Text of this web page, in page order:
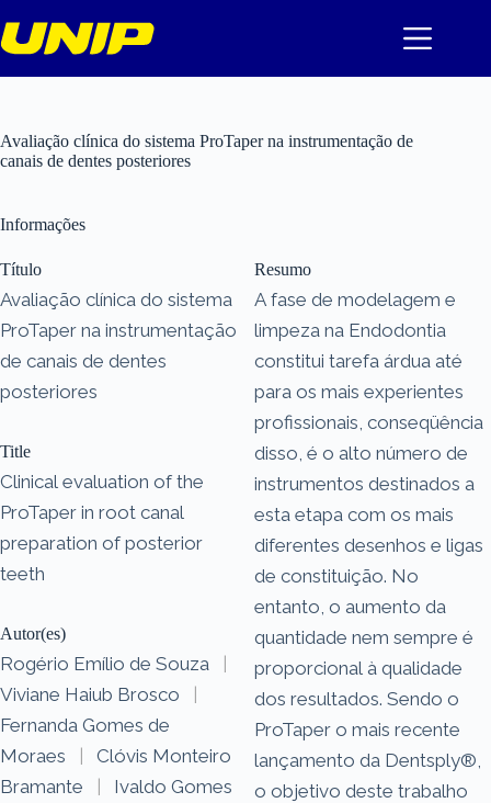
para
o
Avaliação clínica do sistema ProTaper na instrumentação de
canais de dentes posteriores
Informações
Título
Avaliação clínica do sistema
ProTaper na instrumentação
de canais de dentes
posteriores
Title
Clinical evaluation of the
ProTaper in root canal
preparation of posterior
teeth
Autor(es)
Rogério Emílio de Souza
|
Viviane Haiub Brosco
|
Fernanda Gomes de
Moraes
|
Clóvis Monteiro
Bramante
|
Ivaldo Gomes
Resumo
A fase de modelagem e
limpeza na Endodontia
constitui tarefa árdua até
para os mais experientes
profissionais, conseqüência
disso, é o alto número de
instrumentos destinados a
esta etapa com os mais
diferentes desenhos e ligas
de constituição. No
entanto, o aumento da
quantidade nem sempre é
proporcional à qualidade
dos resultados. Sendo o
ProTaper o mais recente
lançamento da Dentsply®,
o objetivo deste trabalho